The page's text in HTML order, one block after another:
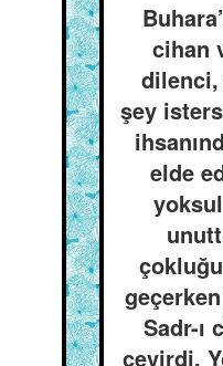
cihan
dilenci,
şey
elde
Sadr-ı
çevirdi.